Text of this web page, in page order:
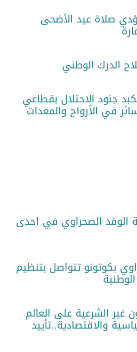
صلاة عيد الأضحى
الدرك الوطني
جنود الاحتلال بقطاعي
في الأرواح والمعدات
الوفد الصحراوي في احدى
بكوتونو تتواصل بتنظيم
الشرعية على العالم
والاقتصادية..تأييد